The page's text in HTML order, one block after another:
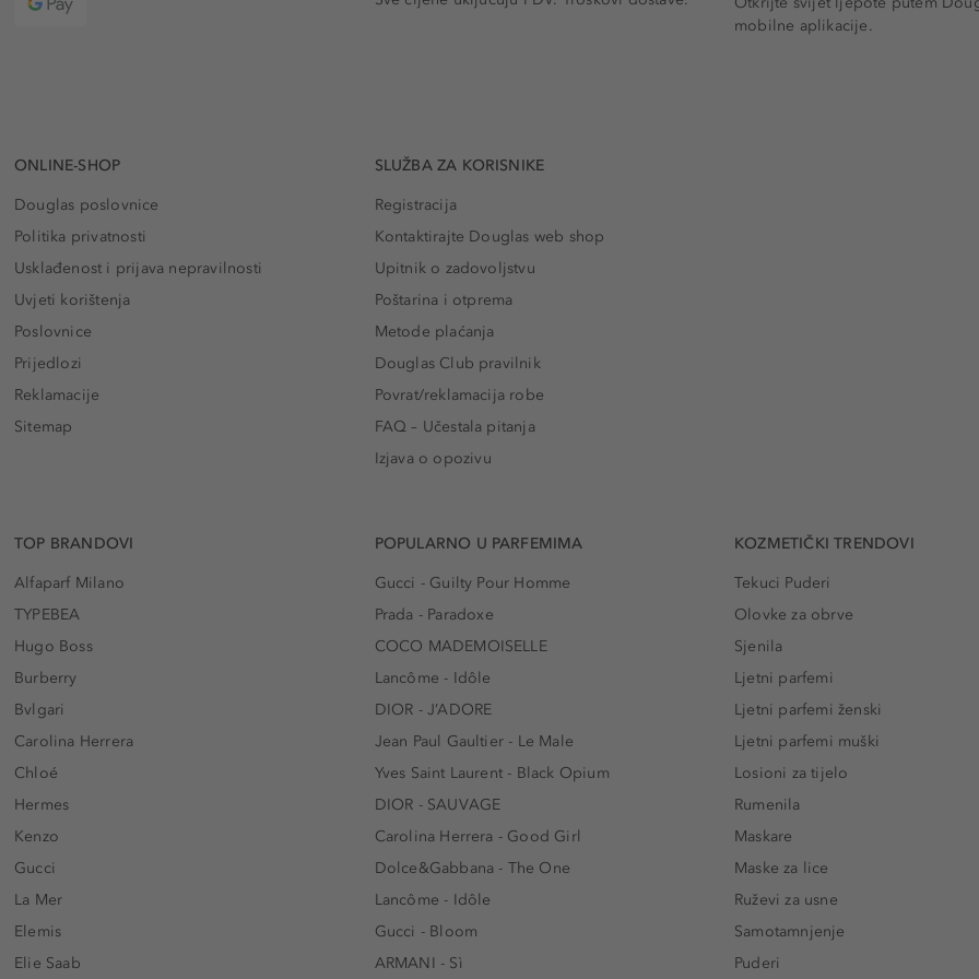
mobilne aplikacije.
ONLINE-SHOP
Douglas poslovnice
Politika privatnosti
Usklađenost i prijava nepravilnosti
Uvjeti korištenja
Poslovnice
Prijedlozi
Reklamacije
Sitemap
SLUŽBA ZA KORISNIKE
Registracija
Kontaktirajte Douglas web shop
Upitnik o zadovoljstvu
Poštarina i otprema
Metode plaćanja
Douglas Club pravilnik
Povrat/reklamacija robe
FAQ – Učestala pitanja
Izjava o opozivu
TOP BRANDOVI
Alfaparf Milano
TYPEBEA
Hugo Boss
Burberry
Bvlgari
Carolina Herrera
Chloé
Hermes
Kenzo
Gucci
La Mer
Elemis
Elie Saab
POPULARNO U PARFEMIMA
Gucci - Guilty Pour Homme
Prada - Paradoxe
COCO MADEMOISELLE
Lancôme - Idôle
DIOR - J’ADORE
Jean Paul Gaultier - Le Male
Yves Saint Laurent - Black Opium
DIOR - SAUVAGE
Carolina Herrera - Good Girl
Dolce&Gabbana - The One
Lancôme - Idôle
Gucci - Bloom
ARMANI - Sì
KOZMETIČKI TRENDOVI
Tekuci Puderi
Olovke za obrve
Sjenila
Ljetni parfemi
Ljetni parfemi ženski
Ljetni parfemi muški
Losioni za tijelo
Rumenila
Maskare
Maske za lice
Ruževi za usne
Samotamnjenje
Puderi